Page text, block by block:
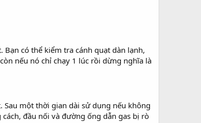
có thể kiểm tra cánh quạt dàn lạnh,
nếu nó chỉ chạy 1 lúc rồi dừng nghĩa là
một thời gian dài sử dụng nếu không
đầu nối và đường ống dẫn gas bị rò